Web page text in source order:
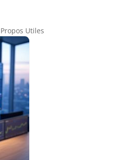
Propos Utiles